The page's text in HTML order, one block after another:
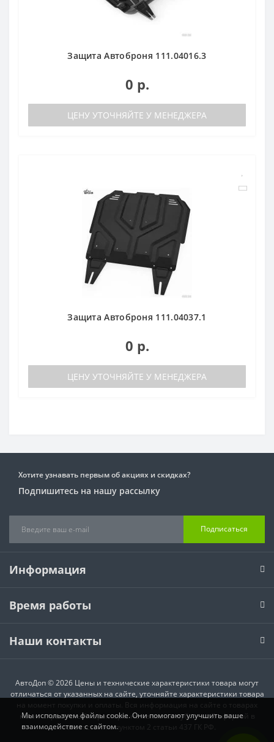
Защита Автоброня 111.04016.3
0 р.
ЦЕНУ УТОЧНЯЙТЕ У МЕНЕДЖЕРА
Защита Автоброня 111.04037.1
0 р.
ЦЕНУ УТОЧНЯЙТЕ У МЕНЕДЖЕРА
Хотите узнавать первым об акциях и скидках?
Подпишитесь на нашу рассылку
Подписаться
Информация
Время работы
Наши контакты
АвтоДоп © 2026 Цены и технические характеристики товара могут
отличаться от указанных на сайте, уточняйте характеристики товара
на момент покупки и оплаты. Вся информация на сайте о товарах
носит справочный характер и не является публичной офертой в
соответствии с пунктом 2 статьи 437 ГК РФ.
Мы используем файлы cookie. Они помогают улучшить ваше
взаимодействие с сайтом.